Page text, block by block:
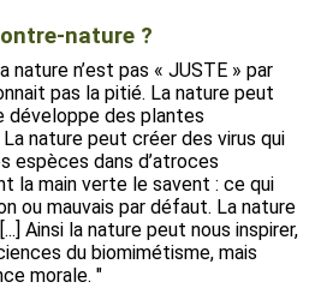
nature ?
nature n’est pas « JUSTE » par
pas la pitié. La nature peut
développe des plantes
nature peut créer des virus qui
espèces dans d’atroces
la main verte le savent : ce qui
ou mauvais par défaut. La nature
Ainsi la nature peut nous inspirer,
du biomimétisme, mais
morale. "